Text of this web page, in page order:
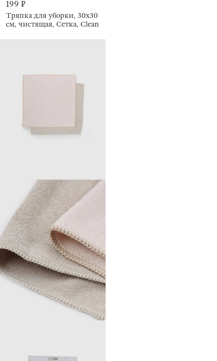
199 ₽
Тряпка для уборки, 30х30
см, чистящая, Сетка, Clean